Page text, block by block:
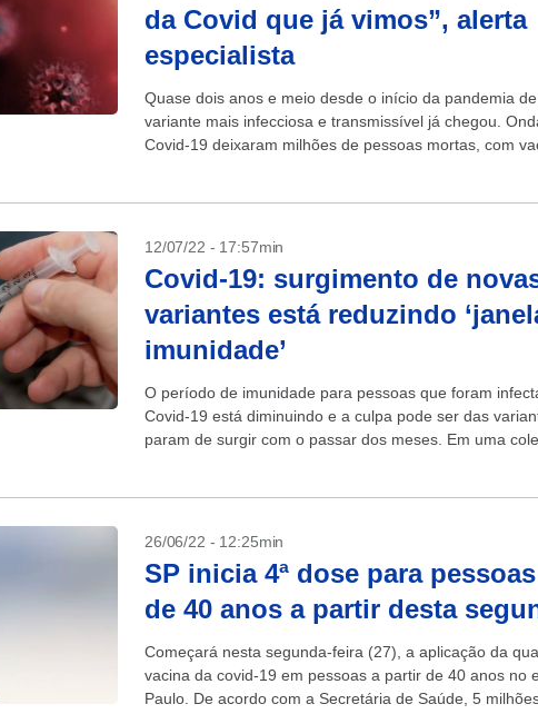
da Covid que já vimos”, alerta
especialista
Quase dois anos e meio desde o início da pandemia
variante mais infecciosa e transmissível já chegou.
Covid-19 deixaram milhões de pessoas mortas, com
12/07/22 - 17:57min
Covid-19: surgimento de
variantes está reduzindo
imunidade’
O período de imunidade para pessoas que foram
Covid-19 está diminuindo e a culpa pode ser das
param de surgir com o passar dos meses. Em uma
26/06/22 - 12:25min
SP inicia 4ª dose para
de 40 anos a partir desta
Começará nesta segunda-feira (27), a aplicação da
vacina da covid-19 em pessoas a partir de 40 anos no
Paulo. De acordo com a Secretária de Saúde, 5